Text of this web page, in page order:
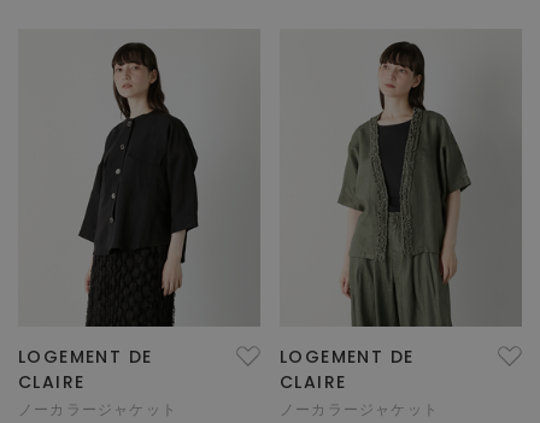
LOGEMENT DE
CLAIRE
ノーカラージャケット
LOGEMENT DE
CLAIRE
ノーカラージャケット